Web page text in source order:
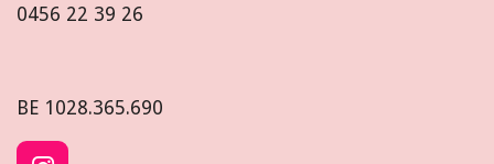
0456 22 39 26
BE 1028.365.690